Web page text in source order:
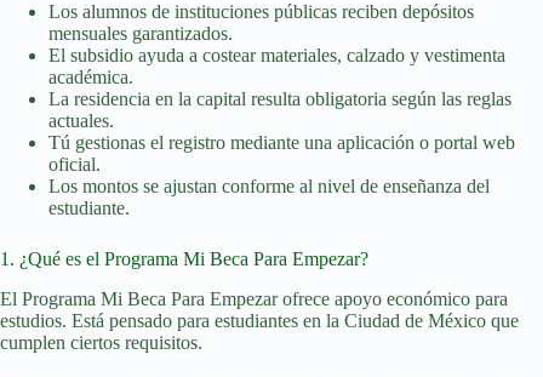
Los alumnos de instituciones públicas reciben depósitos
mensuales garantizados.
El subsidio ayuda a costear materiales, calzado y vestimenta
académica.
La residencia en la capital resulta obligatoria según las reglas
actuales.
Tú gestionas el registro mediante una aplicación o portal web
oficial.
Los montos se ajustan conforme al nivel de enseñanza del
estudiante.
1. ¿Qué es el Programa Mi Beca Para Empezar?
El Programa Mi Beca Para Empezar ofrece apoyo económico para
estudios. Está pensado para estudiantes en la Ciudad de México que
cumplen ciertos requisitos.